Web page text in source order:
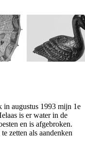
in augustus 1993 mijn 1e
is er water in de
en is afgebroken.
zetten als aandenken